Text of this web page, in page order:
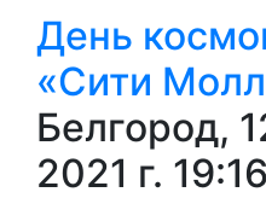
День
«Сити
Белгород,
2021 г. 19:16